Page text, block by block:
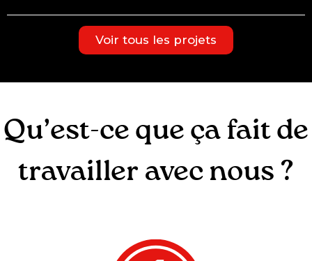
Voir tous les projets
Qu’est-ce que ça fait de
travailler avec nous ?